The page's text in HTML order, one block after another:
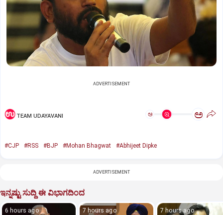
ADVERTISEMENT
TEAM UDAYAVANI ಅ ಅ
#CJP #RSS #BJP #Mohan Bhagwat #Abhijeet Dipke
ADVERTISEMENT
ಇನ್ನಷ್ಟು ಸುದ್ದಿ ಈ ವಿಭಾಗದಿಂದ
6 hours ago 7 hours ago 7 hours ago